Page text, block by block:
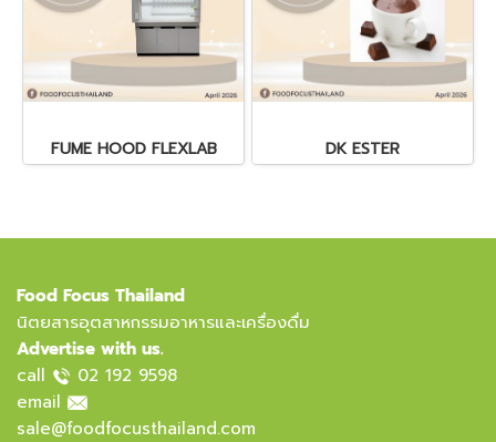
FUME HOOD FLEXLAB DK ESTER
Food Focus Thailand
นิตยสารอุตสาหกรรมอาหารและเครื่องดื่ม
Advertise with us.
call
02 192 9598
email
sale@foodfocusthailand.com